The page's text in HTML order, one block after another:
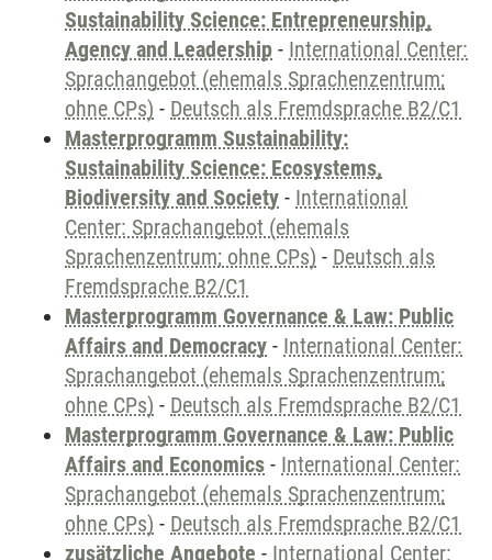
Sustainability Science: Entrepreneurship,
Agency and Leadership - International Center:
Sprachangebot (ehemals Sprachenzentrum;
ohne CPs) - Deutsch als Fremdsprache B2/C1
Masterprogramm Sustainability:
Sustainability Science: Ecosystems,
Biodiversity and Society - International
Center: Sprachangebot (ehemals
Sprachenzentrum; ohne CPs) - Deutsch als
Fremdsprache B2/C1
Masterprogramm Governance & Law: Public
Affairs and Democracy - International Center:
Sprachangebot (ehemals Sprachenzentrum;
ohne CPs) - Deutsch als Fremdsprache B2/C1
Masterprogramm Governance & Law: Public
Affairs and Economics - International Center:
Sprachangebot (ehemals Sprachenzentrum;
ohne CPs) - Deutsch als Fremdsprache B2/C1
zusätzliche Angebote - International Center: